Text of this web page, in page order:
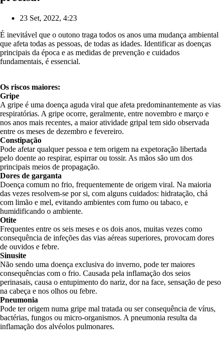
23 Set, 2022, 4:23
É inevitável que o outono traga todos os anos uma mudança ambiental
que afeta todas as pessoas, de todas as idades. Identificar as doenças
principais da época e as medidas de prevenção e cuidados
fundamentais, é essencial.
Os riscos maiores:
Gripe
A gripe é uma doença aguda viral que afeta predominantemente as vias
respiratórias. A gripe ocorre, geralmente, entre novembro e março e
nos anos mais recentes, a maior atividade gripal tem sido observada
entre os meses de dezembro e fevereiro.
Constipação
Pode afetar qualquer pessoa e tem origem na expetoração libertada
pelo doente ao respirar, espirrar ou tossir. As mãos são um dos
principais meios de propagação.
Dores de garganta
Doença comum no frio, frequentemente de origem viral. Na maioria
das vezes resolvem-se por si, com alguns cuidados: hidratação, chá
com limão e mel, evitando ambientes com fumo ou tabaco, e
humidificando o ambiente.
Otite
Frequentes entre os seis meses e os dois anos, muitas vezes como
consequência de infeções das vias aéreas superiores, provocam dores
de ouvidos e febre.
Sinusite
Não sendo uma doença exclusiva do inverno, pode ter maiores
consequências com o frio. Causada pela inflamação dos seios
perinasais, causa o entupimento do nariz, dor na face, sensação de peso
na cabeça e nos olhos ou febre.
Pneumonia
Pode ter origem numa gripe mal tratada ou ser consequência de vírus,
bactérias, fungos ou micro-organismos. A pneumonia resulta da
inflamação dos alvéolos pulmonares.